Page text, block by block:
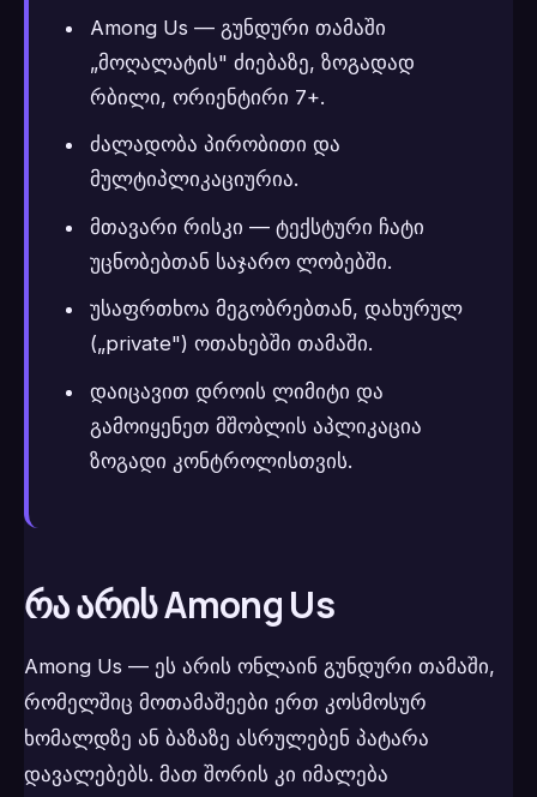
Among Us — გუნდური თამაში
„მოღალატის" ძიებაზე, ზოგადად
რბილი, ორიენტირი 7+.
ძალადობა პირობითი და
მულტიპლიკაციურია.
მთავარი რისკი — ტექსტური ჩატი
უცნობებთან საჯარო ლობებში.
უსაფრთხოა მეგობრებთან, დახურულ
(„private") ოთახებში თამაში.
დაიცავით დროის ლიმიტი და
გამოიყენეთ მშობლის აპლიკაცია
ზოგადი კონტროლისთვის.
რა არის Among Us
Among Us — ეს არის ონლაინ გუნდური თამაში,
რომელშიც მოთამაშეები ერთ კოსმოსურ
ხომალდზე ან ბაზაზე ასრულებენ პატარა
დავალებებს. მათ შორის კი იმალება